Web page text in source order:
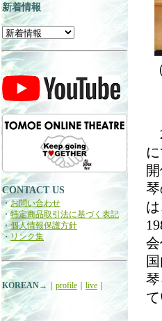
新着情報
CONTACT US
・お問い合わせ
・特定商品取引法に基づく表記
・個人情報保護方針
・ リンク集
KOREAN→｜ profile live
て